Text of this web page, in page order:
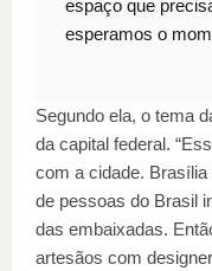
espaço que
esperamos o
Segundo ela, o tema
da capital federal.
com a cidade.
de pessoas do Brasil
das embaixadas.
artesãos com